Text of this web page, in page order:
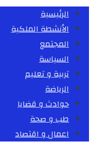
الرئيسية
الأنشطة الملكية
المجتمع
السياسة
تربية و تعليم
الرياضة
حوادث و قضايا
طب و صحة
اعمال و اقتصاد